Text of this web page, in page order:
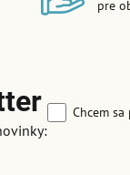
pre
Chcem